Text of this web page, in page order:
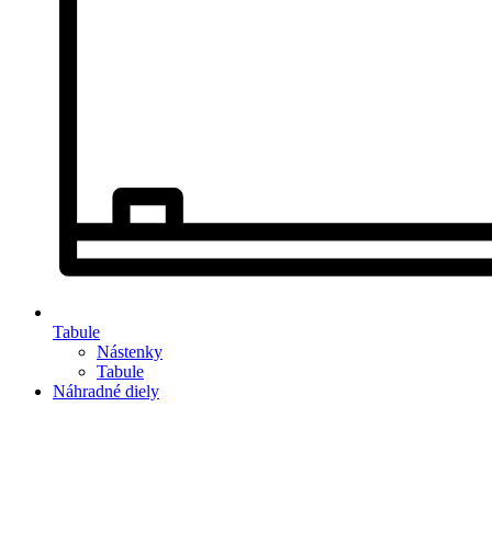
Tabule
Nástenky
Tabule
Náhradné diely